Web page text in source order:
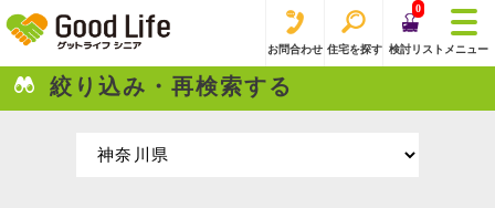
お問合わせ 住宅を探す
0
検討リスト メニュー
絞り込み・再検索する